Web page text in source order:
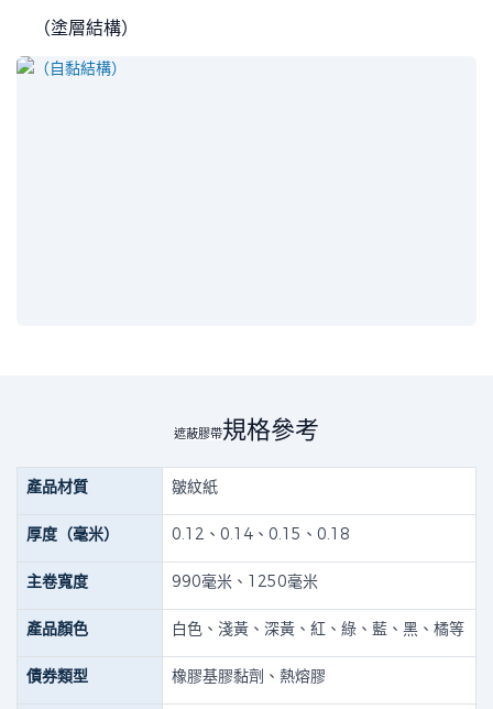
（塗層結構）
遮蔽膠帶規格參考
產品材質 皺紋紙
厚度（毫米） 0.12、0.14、0.15、0.18
主卷寬度 990毫米、1250毫米
產品顏色 白色、淺黃、深黃、紅、綠、藍、黑、橘等
債券類型 橡膠基膠黏劑、熱熔膠